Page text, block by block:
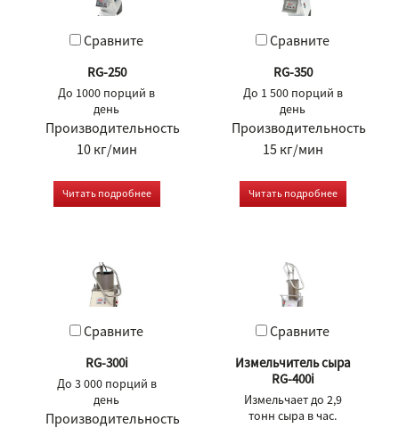
Сравните
RG-250
До 1000 порций в
день
Производительность
10 кг/мин
Читать подробнее
Сравните
RG-350
До 1 500 порций в
день
Производительность
15 кг/мин
Читать подробнее
Сравните
RG-300i
До 3 000 порций в
день
Производительность
Сравните
Измельчитель сыра
RG-400i
Измельчает до 2,9
тонн сыра в час.